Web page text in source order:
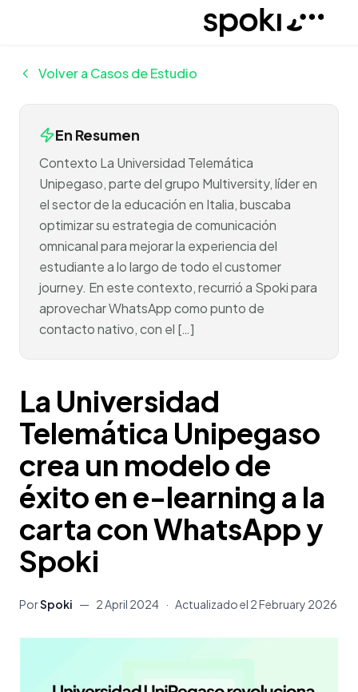
Spoki
Volver a Casos de Estudio
En Resumen
Contexto La Universidad Telemática
Unipegaso, parte del grupo Multiversity, líder en
el sector de la educación en Italia, buscaba
optimizar su estrategia de comunicación
omnicanal para mejorar la experiencia del
estudiante a lo largo de todo el customer
journey. En este contexto, recurrió a Spoki para
aprovechar WhatsApp como punto de
contacto nativo, con el […]
La Universidad
Telemática Unipegaso
crea un modelo de
éxito en e-learning a la
carta con WhatsApp y
Spoki
PorSpoki — 2 April 2024 · Actualizado el 2 February 2026